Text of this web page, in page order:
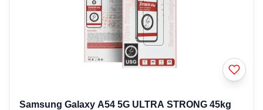
Samsung Galaxy A54 5G ULTRA STRONG 45kg